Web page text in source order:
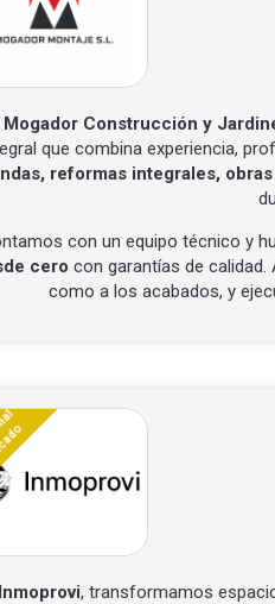
Mogador Construcción y
que combina experiencia,
reformas integrales,
con un equipo técnico y
cero con garantías de
como a los acabados, y
Inmoprovi, transformamos